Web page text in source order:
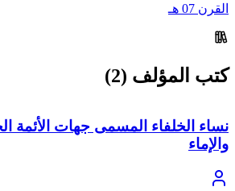
القرن 07 هـ
كتب المؤلف (2)
نساء الخلفاء المسمى جهات الأئمة
والإماء